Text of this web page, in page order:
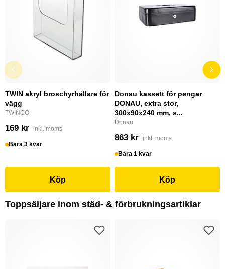
TWIN akryl broschyrhållare för
vägg
TWINCO
169 kr inkl. moms
Bara 3 kvar
Köp
Donau kassett för pengar
DONAU, extra stor,
300x90x240 mm, s...
Donau
863 kr inkl. moms
Bara 1 kvar
Köp
Toppsäljare inom städ- & förbrukningsartiklar